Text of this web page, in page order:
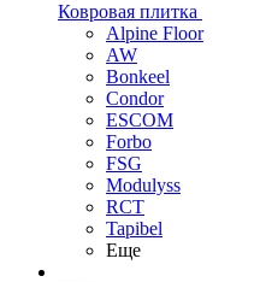
Ковровая плитка
Alpine Floor
AW
Bonkeel
Condor
ESCOM
Forbo
FSG
Modulyss
RCT
Tapibel
Еще